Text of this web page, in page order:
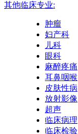
其他临床专业:
肿瘤
妇产科
儿科
眼科
麻醉疼痛
耳鼻咽喉
皮肤性病
放射影像
超声
临床病理
临床检验